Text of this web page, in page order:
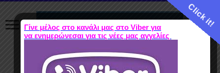
Click it!
Γίνε μέλος στο κανάλι μας στο Viber για
να ενημερώνεσαι για τις νέες μας αγγελίες